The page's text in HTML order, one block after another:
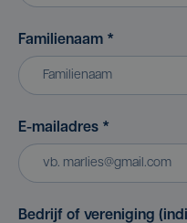
Familienaam *
E-mailadres *
Bedrijf of vereniging